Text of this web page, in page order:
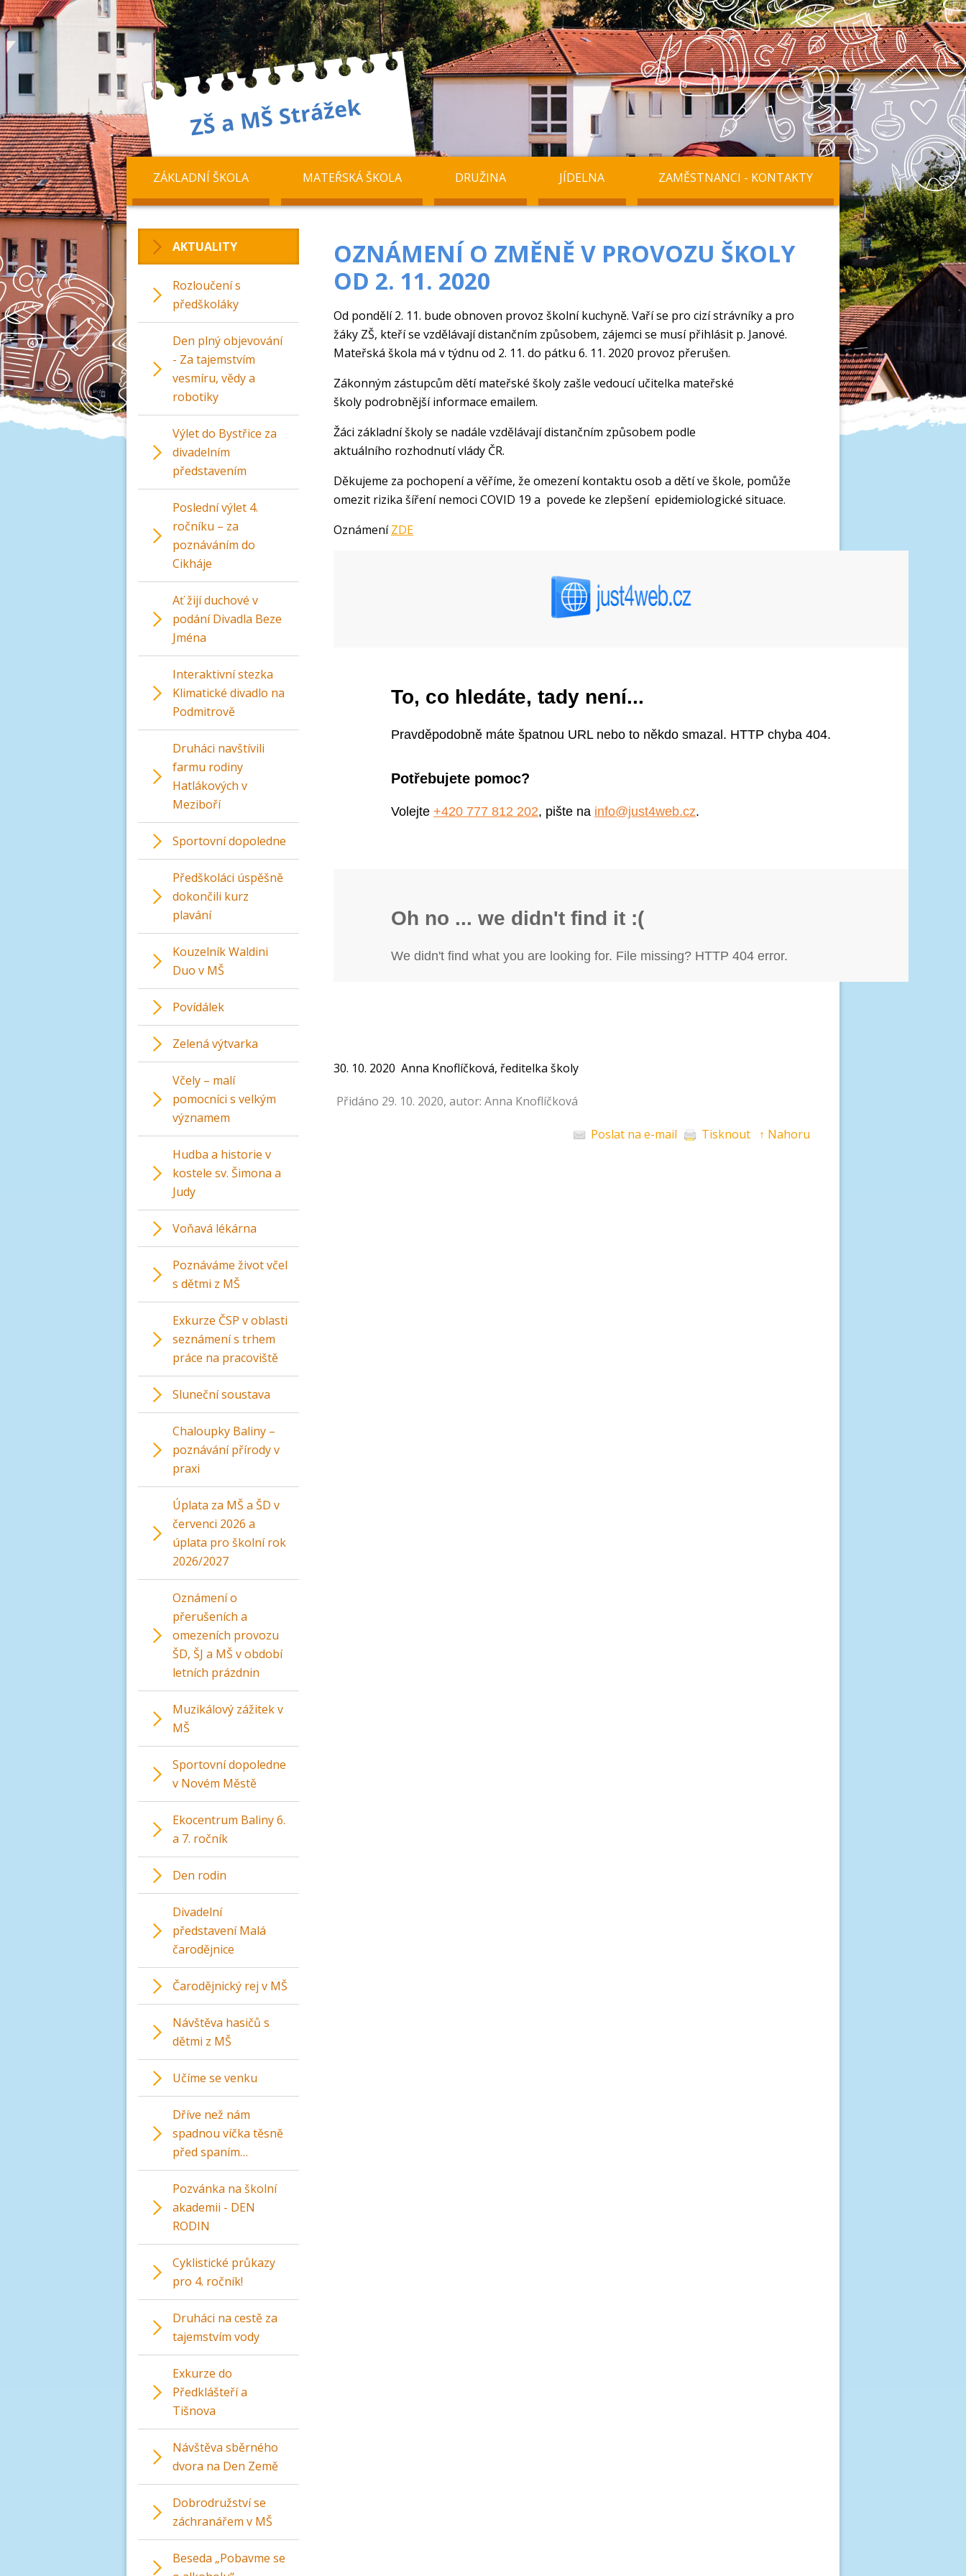
ZÁKLADNÍ ŠKOLA MATEŘSKÁ ŠKOLA DRUŽINA JÍDELNA ZAMĚSTNANCI - KONTAKTY
OZNÁMENÍ O ZMĚNĚ V PROVOZU ŠKOLY
OD 2. 11. 2020
Od pondělí 2. 11. bude obnoven provoz školní kuchyně. Vaří se pro cizí strávníky a pro
žáky ZŠ, kteří se vzdělávají distančním způsobem, zájemci se musí přihlásit p. Janové.
Mateřská škola má v týdnu od 2. 11. do pátku 6. 11. 2020 provoz přerušen.
Zákonným zástupcům dětí mateřské školy zašle vedoucí učitelka mateřské
školy podrobnější informace emailem.
Žáci základní školy se nadále vzdělávají distančním způsobem podle
aktuálního rozhodnutí vlády ČR.
Děkujeme za pochopení a věříme, že omezení kontaktu osob a dětí ve škole, pomůže
omezit rizika šíření nemoci COVID 19 a povede ke zlepšení epidemiologické situace.
OznámeníZDE
30. 10. 2020 Anna Knoflíčková, ředitelka školy
Přidáno 29. 10. 2020, autor: Anna Knoflíčková
Poslat na e-mail Tisknout ↑ Nahoru
AKTUALITY
Rozloučení s
předškoláky
Den plný objevování
- Za tajemstvím
vesmíru, vědy a
robotiky
Výlet do Bystřice za
divadelním
představením
Poslední výlet 4.
ročníku – za
poznáváním do
Cikháje
Ať žijí duchové v
podání Divadla Beze
Jména
Interaktivní stezka
Klimatické divadlo na
Podmitrově
Druháci navštívili
farmu rodiny
Hatlákových v
Meziboří
Sportovní dopoledne
Předškoláci úspěšně
dokončili kurz
plavání
Kouzelník Waldini
Duo v MŠ
Povídálek
Zelená výtvarka
Včely – malí
pomocníci s velkým
významem
Hudba a historie v
kostele sv. Šimona a
Judy
Voňavá lékárna
Poznáváme život včel
s dětmi z MŠ
Exkurze ČSP v oblasti
seznámení s trhem
práce na pracoviště
Sluneční soustava
Chaloupky Baliny –
poznávání přírody v
praxi
Úplata za MŠ a ŠD v
červenci 2026 a
úplata pro školní rok
2026/2027
Oznámení o
přerušeních a
omezeních provozu
ŠD, ŠJ a MŠ v období
letních prázdnin
Muzikálový zážitek v
MŠ
Sportovní dopoledne
v Novém Městě
Ekocentrum Baliny 6.
a 7. ročník
Den rodin
Divadelní
představení Malá
čarodějnice
Čarodějnický rej v MŠ
Návštěva hasičů s
dětmi z MŠ
Učíme se venku
Dříve než nám
spadnou víčka těsně
před spaním…
Pozvánka na školní
akademii - DEN
RODIN
Cyklistické průkazy
pro 4. ročník!
Druháci na cestě za
tajemstvím vody
Exkurze do
Předklášteří a
Tišnova
Návštěva sběrného
dvora na Den Země
Dobrodružství se
záchranářem v MŠ
Beseda „Pobavme se